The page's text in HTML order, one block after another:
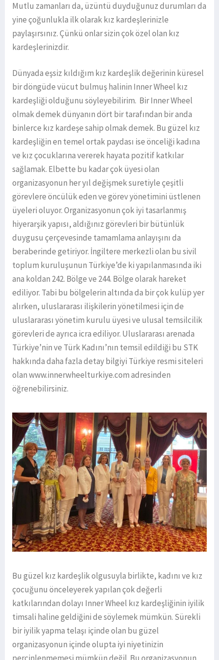
Mutlu zamanları da, üzüntü duyduğunuz durumları da
yine çoğunlukla ilk olarak kız kardeşlerinizle
paylaşırsınız. Çünkü onlar sizin çok özel olan kız
kardeşlerinizdir.
Dünyada eşsiz kıldığım kız kardeşlik değerinin küresel
bir döngüde vücut bulmuş halinin Inner Wheel kız
kardeşliği olduğunu söyleyebilirim. Bir Inner Wheel
olmak demek dünyanın dört bir tarafından bir anda
binlerce kız kardeşe sahip olmak demek. Bu güzel kız
kardeşliğin en temel ortak paydası ise önceliği kadına
ve kız çocuklarına vererek hayata pozitif katkılar
sağlamak. Elbette bu kadar çok üyesi olan
organizasyonun her yıl değişmek suretiyle çeşitli
görevlere öncülük eden ve görev yönetimini üstlenen
üyeleri oluyor. Organizasyonun çok iyi tasarlanmış
hiyerarşik yapısı, aldığınız görevleri bir bütünlük
duygusu çerçevesinde tamamlama anlayışını da
beraberinde getiriyor. İngiltere merkezli olan bu sivil
toplum kuruluşunun Türkiye’de ki yapılanmasında iki
ana koldan 242. Bölge ve 244. Bölge olarak hareket
ediliyor. Tabi bu bölgelerin altında da bir çok kulüp yer
alırken, uluslararası ilişkilerin yönetilmesi için de
uluslararası yönetim kurulu üyesi ve ulusal temsilcilik
görevleri de ayrıca icra ediliyor. Uluslararası arenada
Türkiye’nin ve Türk Kadını’nın temsil edildiği bu STK
hakkında daha fazla detay bilgiyi Türkiye resmi siteleri
olan www.innerwheelturkiye.com adresinden
öğrenebilirsiniz.
Bu güzel kız kardeşlik olgusuyla birlikte, kadını ve kız
çocuğunu önceleyerek yapılan çok değerli
katkılarından dolayı Inner Wheel kız kardeşliğinin iyilik
timsali haline geldiğini de söylemek mümkün. Sürekli
bir iyilik yapma telaşı içinde olan bu güzel
organizasyonun içinde olupta iyi niyetinizin